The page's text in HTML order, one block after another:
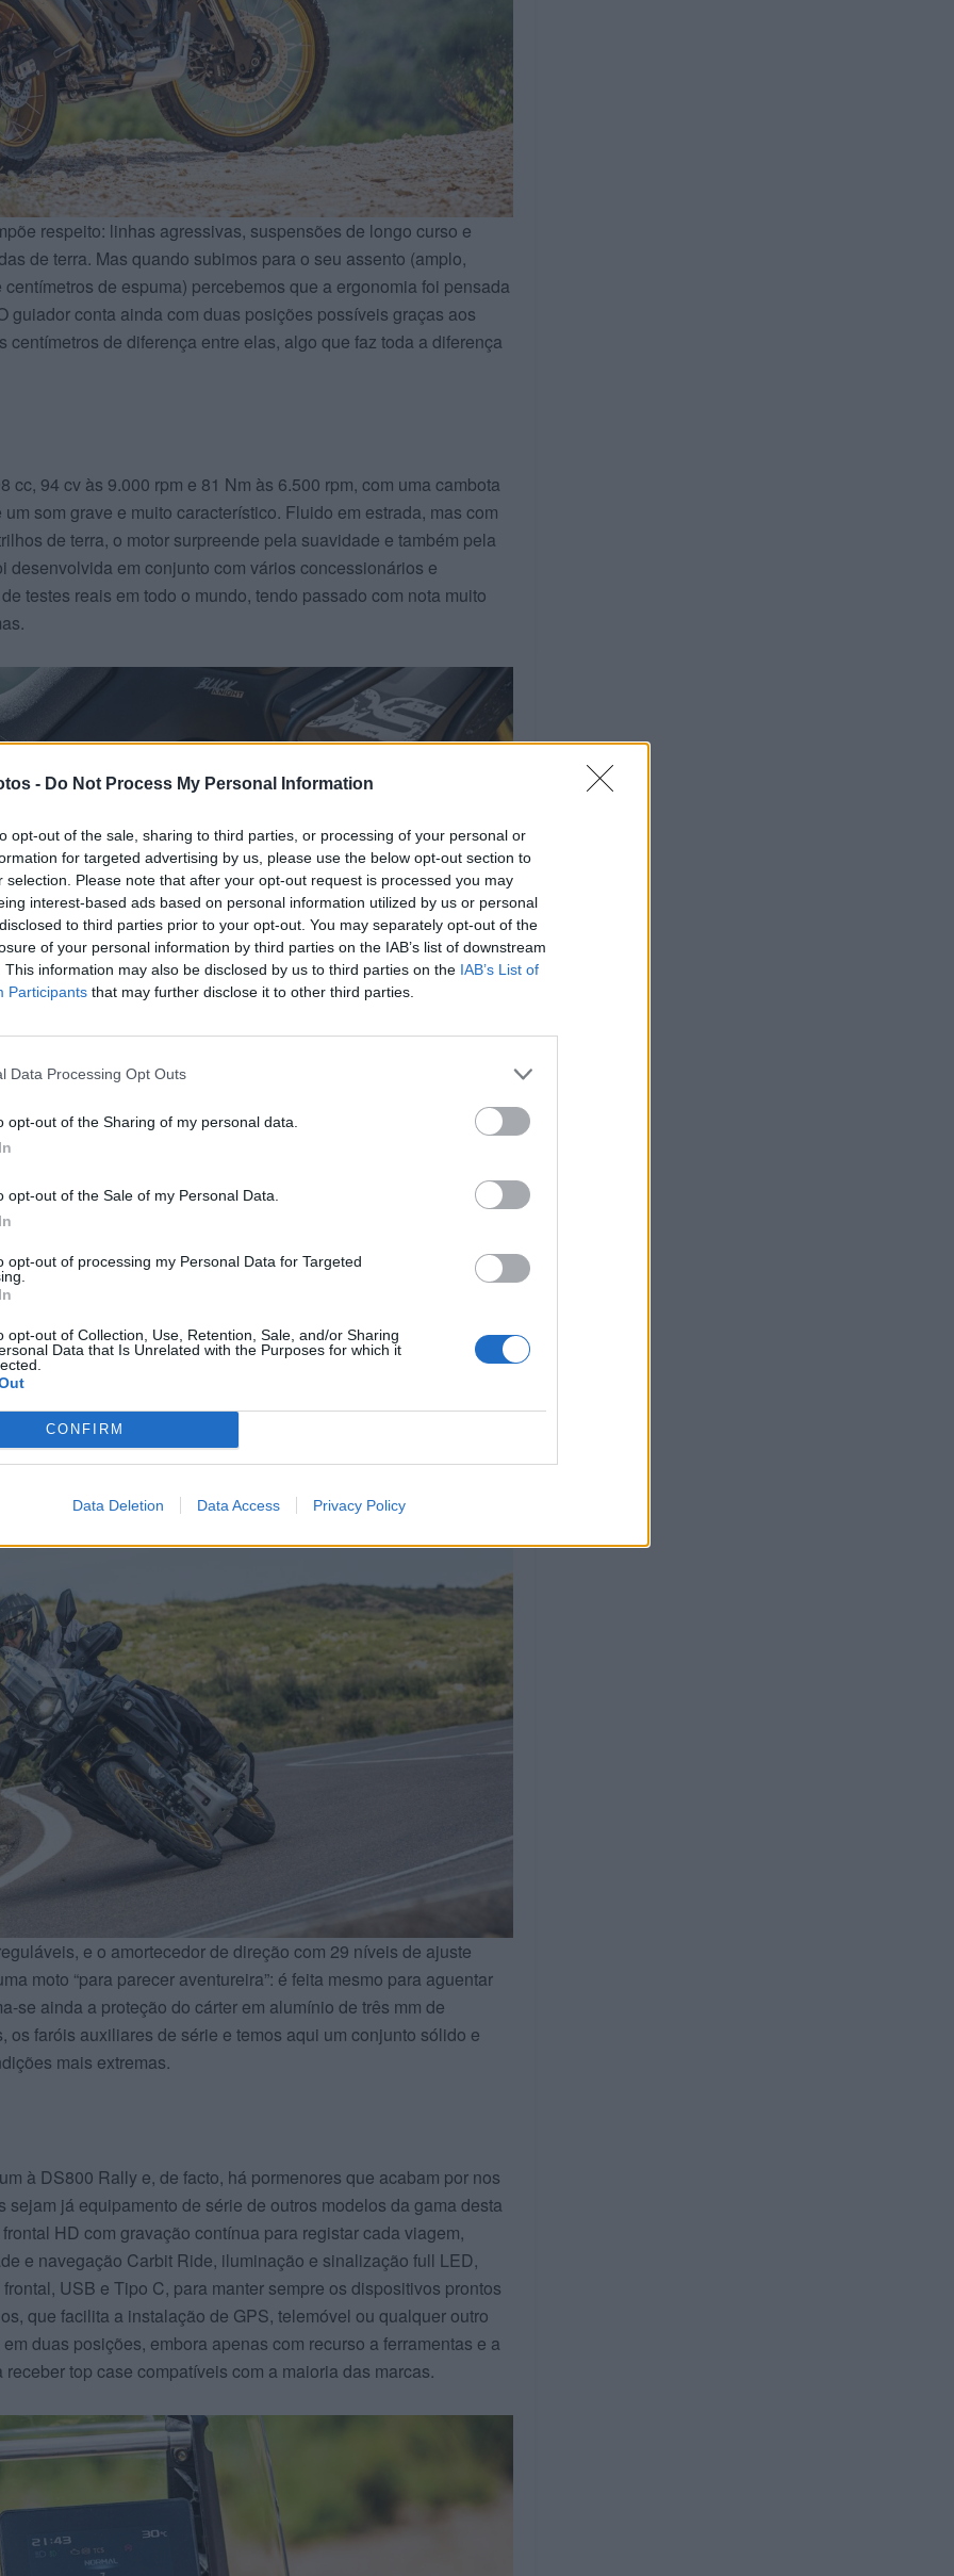
- Do Not Process My Personal Information
opt-out of the sale, sharing to third parties, or processing of your personal or
for targeted advertising by us, please use the below opt-out section to
selection. Please note that after your opt-out request is processed you may
interest-based ads based on personal information utilized by us or personal
to third parties prior to your opt-out. You may separately opt-out of the
of your personal information by third parties on the IAB’s list of downstream
This information may also be disclosed by us to third parties on the IAB’s List of
Participants that may further disclose it to other third parties.
Data Processing Opt Outs
opt-out of the Sharing of my personal data.
opt-out of the Sale of my Personal Data.
opt-out of processing my Personal Data for Targeted
opt-out of Collection, Use, Retention, Sale, and/or Sharing
Data that Is Unrelated with the Purposes for which it
CONFIRM
Data Deletion Data Access Privacy Policy
respeito: linhas agressivas, suspensões de longo curso e
de terra. Mas quando subimos para o seu assento (amplo,
de espuma) percebemos que a ergonomia foi pensada
guiador conta ainda com duas posições possíveis graças aos
centímetros de diferença entre elas, algo que faz toda a diferença
cc, 94 cv às 9.000 rpm e 81 Nm às 6.500 rpm, com uma cambota
som grave e muito característico. Fluido em estrada, mas com
de terra, o motor surpreende pela suavidade e também pela
desenvolvida em conjunto com vários concessionários e
testes reais em todo o mundo, tendo passado com nota muito
por cabo. Numa era tecnológica onde quase todas as marcas
ride-by-wire, a VOGE opta, em sentido oposto, por manter a
resposta mais direta, natural e com maior sensação de controlo
um dos pontos que mais temos criticado as novidades
longo dos últimos meses. Mas em prol da suavidade e entrega
caso, na DS800 Rally é não podermos contar com o útil
nas viagens mais longas e principalmente em auto-
e o amortecedor de direção com 29 níveis de ajuste
moto “para parecer aventureira”: é feita mesmo para aguentar
se ainda a proteção do cárter em alumínio de três mm de
os faróis auxiliares de série e temos aqui um conjunto sólido e
mais extremas.
à DS800 Rally e, de facto, há pormenores que acabam por nos
sejam já equipamento de série de outros modelos da gama desta
HD com gravação contínua para registar cada viagem,
e navegação Carbit Ride, iluminação e sinalização full LED,
USB e Tipo C, para manter sempre os dispositivos prontos
que facilita a instalação de GPS, telemóvel ou qualquer outro
duas posições, embora apenas com recurso a ferramentas e a
top case compatíveis com a maioria das marcas.